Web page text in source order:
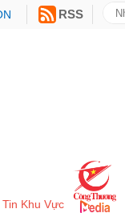
RSS
Tin Khu Vực